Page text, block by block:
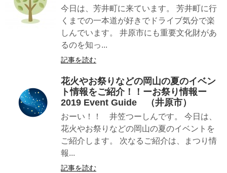
今日は、芳井町に来ています。 芳井町に行
くまでの一本道が好きでドライブ気分で楽
しんでいます。 井原市にも重要文化財があ
るのを知っ...
記事を読む
花火やお祭りなどの岡山の夏のイベン
ト情報をご紹介！！ーお祭り情報ー
2019 Event Guide （井原市）
おーい！！ 井笠つーしんです。 今日は、
花火やお祭りなどの岡山の夏のイベントを
ご紹介します。 次なるご紹介は、まつり情
報...
記事を読む